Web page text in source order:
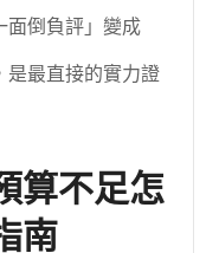
面倒負評」變成
是最直接的實力證
算不足怎
南